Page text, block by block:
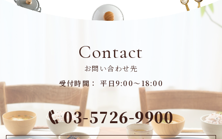
Contact
お問い合わせ先
受付時間： 平日9:00～18:00
03-5726-9900